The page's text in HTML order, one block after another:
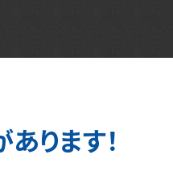
あります！